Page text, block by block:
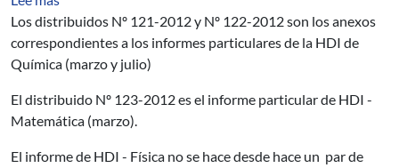
Los distribuidos Nº 121-2012 y Nº 122-2012 son los anexos
correspondientes a los informes particulares de la HDI de
Química (marzo y julio)
El distribuido Nº 123-2012 es el informe particular de HDI -
Matemática (marzo).
El informe de HDI - Física no se hace desde hace un par de